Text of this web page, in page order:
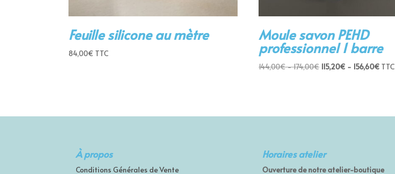
Feuille silicone au mètre
84,00€ TTC
Moule savon PEHD
professionnel 1 barre
144,00€-174,00€ 115,20€ - 156,60€ TTC
À propos
Conditions Générales de Vente
Horaires atelier
Ouverture de notre atelier-boutique